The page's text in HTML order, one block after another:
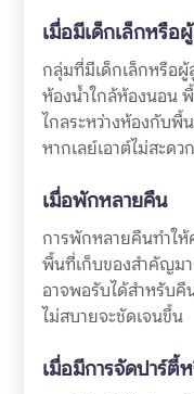
เมื่อมีเด็กเล็กหรือ
กลุ่มที่มีเด็กเล็กหรือผู้
ห้องน้ำใกล้ห้องนอน
ไกลระหว่างห้องกับพื้
หากเลย์เอาต์ไม่สะด
เมื่อพักหลายคืน
การพักหลายคืนทำให้
พื้นที่เก็บของสำคัญม
อาจพอรับได้สำหรับ
ไม่สบายจะชัดเจนขึ้น
เมื่อมีการจัดปาร์ตี้